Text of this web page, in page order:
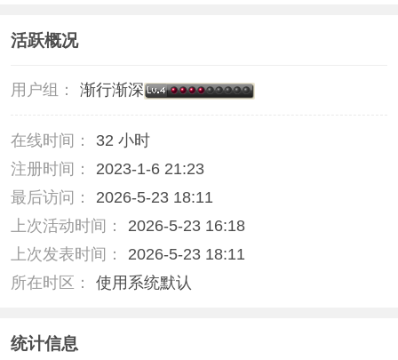
活跃概况
用户组： 渐行渐深
在线时间：
32 小时
注册时间：
2023-1-6 21:23
最后访问：
2026-5-23 18:11
上次活动时间：
2026-5-23 16:18
上次发表时间：
2026-5-23 18:11
所在时区：
使用系统默认
统计信息